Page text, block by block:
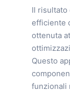
Il risultato
efficiente
ottenuta
Questo
funzionali